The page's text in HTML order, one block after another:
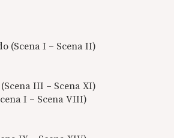
(Scena I – Scena II)
III – Scena XI)
I – Scena VIII)